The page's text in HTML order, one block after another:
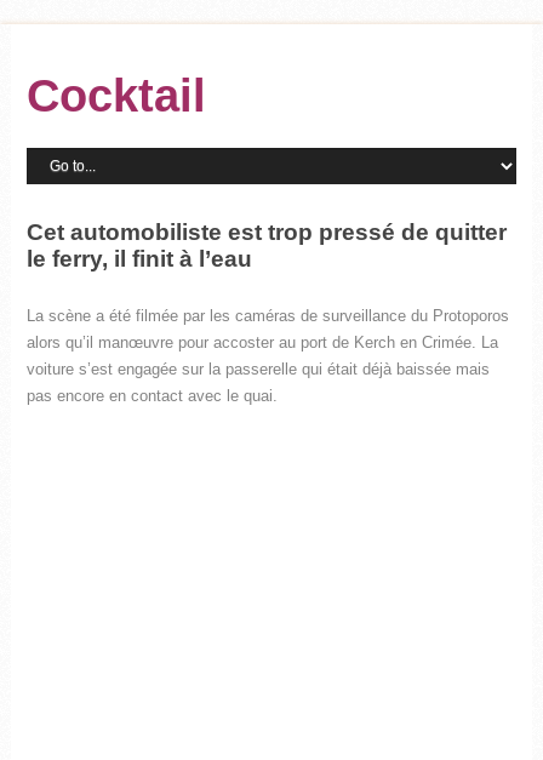
Cocktail
Cet automobiliste est trop pressé de quitter
le ferry, il finit à l’eau
La scène a été filmée par les caméras de surveillance du Protoporos
alors qu’il manœuvre pour accoster au port de Kerch en Crimée. La
voiture s’est engagée sur la passerelle qui était déjà baissée mais
pas encore en contact avec le quai.